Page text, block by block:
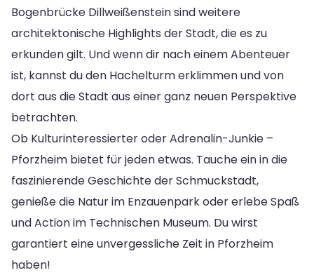
Bogenbrücke Dillweißenstein sind weitere
architektonische Highlights der Stadt, die es zu
erkunden gilt. Und wenn dir nach einem Abenteuer
ist, kannst du den Hachelturm erklimmen und von
dort aus die Stadt aus einer ganz neuen Perspektive
betrachten.
Ob Kulturinteressierter oder Adrenalin-Junkie –
Pforzheim bietet für jeden etwas. Tauche ein in die
faszinierende Geschichte der Schmuckstadt,
genieße die Natur im Enzauenpark oder erlebe Spaß
und Action im Technischen Museum. Du wirst
garantiert eine unvergessliche Zeit in Pforzheim
haben!